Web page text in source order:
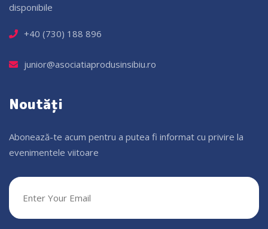
disponibile
+40 (730) 188 896
junior@asociatiaprodusinsibiu.ro
Noutăți
Abonează-te acum pentru a putea fi informat cu privire la
evenimentele viitoare